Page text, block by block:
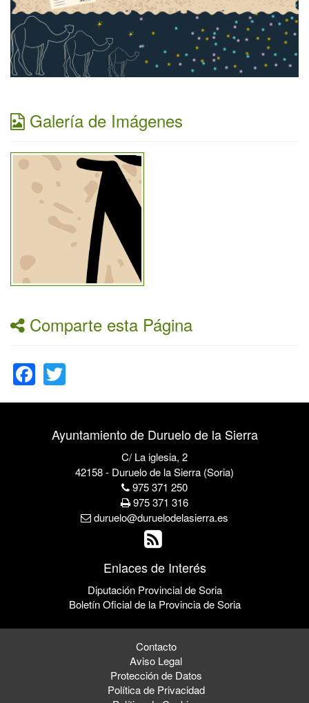
Galería de Imágenes
Comparte esta Página
Facebook
Ayuntamiento de Duruelo de la Sierra
C/ La iglesia, 2
42158 - Duruelo de la Sierra (Soria)
975 371 250
975 371 316
duruelo@duruelodelasierra.es
Enlaces de Interés
Diputación Provincial de Soria
Boletín Oficial de la Provincia de Soria
Contacto
Aviso Legal
Protección de Datos
Política de Privacidad